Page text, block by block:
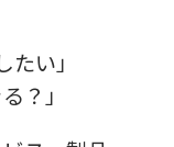
たい」
？」